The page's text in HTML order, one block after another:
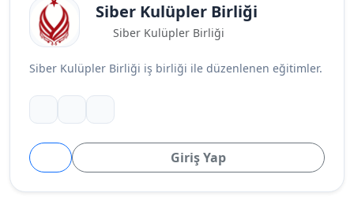
Siber Kulüpler Birliği
Siber Kulüpler Birliği
Siber Kulüpler Birliği iş birliği ile düzenlenen eğitimler.
Giriş Yap